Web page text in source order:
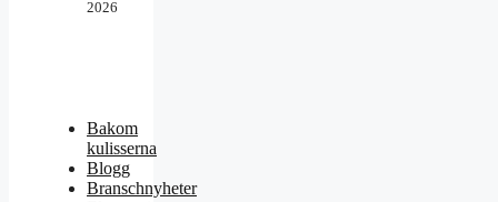
2026
Bakom
kulisserna
Blogg
Branschnyheter